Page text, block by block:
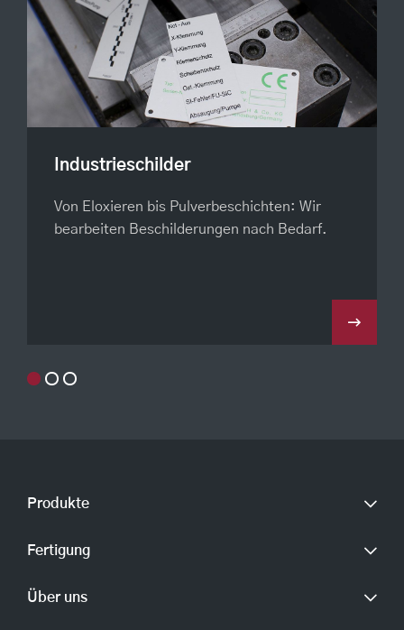
Industrieschilder
Von Eloxieren bis Pulverbeschichten: Wir
bearbeiten Beschilderungen nach Bedarf.
Produkte
CNC-Frästeile
Frontplatten
Fertigung
Virtueller Rundgang
Über uns